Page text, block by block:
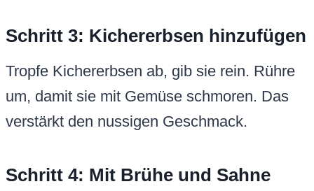
Schritt 3: Kichererbsen hinzufügen
Tropfe Kichererbsen ab, gib sie rein. Rühre
um, damit sie mit Gemüse schmoren. Das
verstärkt den nussigen Geschmack.
Schritt 4: Mit Brühe und Sahne